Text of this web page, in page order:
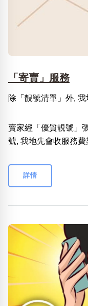
「寄賣」服務
除「靚號清單」外,
賣家經「優質靚號」
號, 我地先會收服務費
詳情